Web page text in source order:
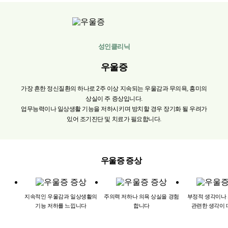
성인클리닉
우울증
가장 흔한 정신질환의 하나로 2주 이상 지속되는 우울감과 무의욕, 흥미의
상실이 주 증상입니다.
업무능력이나 일상생활 기능을 저하시키며 방치할 경우 장기화 될 우려가
있어 조기진단 및 치료가 필요합니다.
우울증 증상
지속적인 우울감과 일상생활의
기능 저하를 느낍니다
주의력 저하나 의욕 상실을 경험
합니다
부정적 생각이나
관련한 생각이